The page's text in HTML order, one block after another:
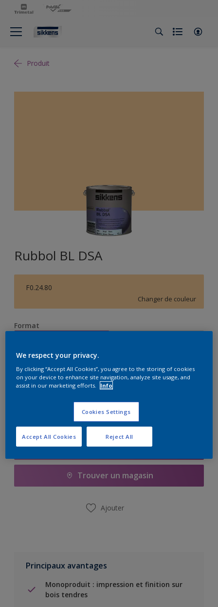
Produit
Rubbol BL DSA
F0.24.80
Changer de couleur
Format
Quantité Calculateur de peinture
Ajouter à la liste d’achats
Trouver un magasin
Ajouter
Principaux avantages
Monoproduit : impression et finition sur
bois tendres
We respect your privacy.
By clicking “Accept All Cookies”, you agree to the storing of cookies
on your device to enhance site navigation, analyze site usage, and
assist in our marketing efforts.
Info
Cookies Settings
Reject All
Accept All Cookies